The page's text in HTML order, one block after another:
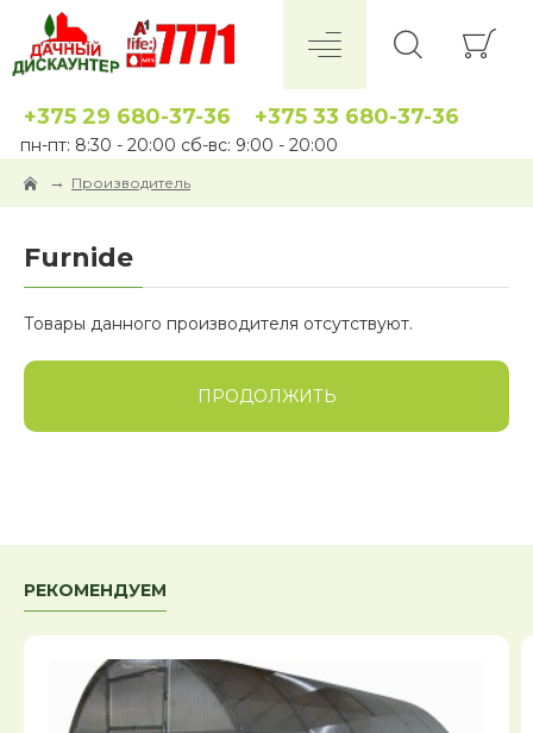
+375 29 680-37-36 +375 33 680-37-36
пн-пт: 8:30 - 20:00 сб-вс: 9:00 - 20:00
Производитель
Furnide
Товары данного производителя отсутствуют.
ПРОДОЛЖИТЬ
РЕКОМЕНДУЕМ